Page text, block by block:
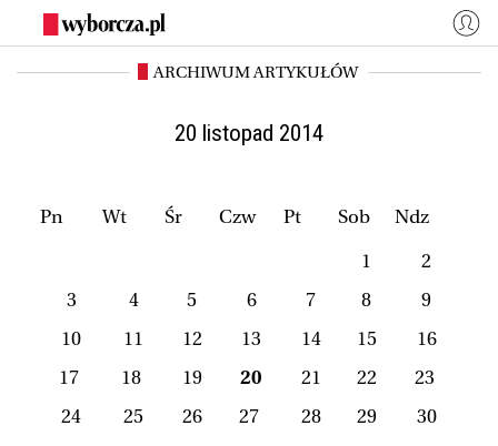
WYBORCZA.PL
Świat
Wyborcza.biz Co jest grane24
Magazyny BIQdata
Jutronauci Osiem Dziewięć
NASZE SERWISY
ARCHIWUM ARTYKUŁÓW
20 listopad 2014
Pn Wt Śr Czw Pt Sob
Ndz
1
2
3
4 5 6 7 8
9
10
11 12 13 14 15
16
17
18 19 20 21 22
23
24
25 26 27 28 29 30